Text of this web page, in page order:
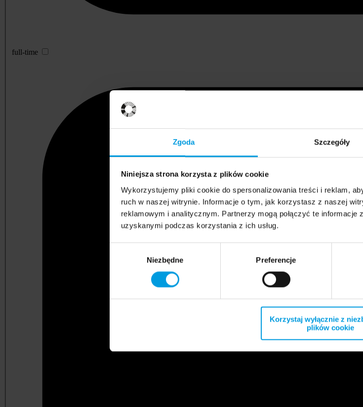
Zgoda Szczegóły
Niniejsza strona korzysta z plików cookie
Wykorzystujemy pliki cookie do spersonalizowania treści i reklam,
ruch w naszej witrynie. Informacje o tym, jak korzystasz z naszej
reklamowym i analitycznym. Partnerzy mogą połączyć te informacje
uzyskanymi podczas korzystania z ich usług.
Niezbędne Preferencje
Korzystaj wyłącznie z
plików cookie
full-time